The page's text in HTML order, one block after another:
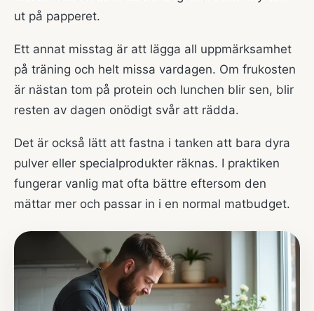
ut på papperet.
Ett annat misstag är att lägga all uppmärksamhet
på träning och helt missa vardagen. Om frukosten
är nästan tom på protein och lunchen blir sen, blir
resten av dagen onödigt svår att rädda.
Det är också lätt att fastna i tanken att bara dyra
pulver eller specialprodukter räknas. I praktiken
fungerar vanlig mat ofta bättre eftersom den
mättar mer och passar in i en normal matbudget.